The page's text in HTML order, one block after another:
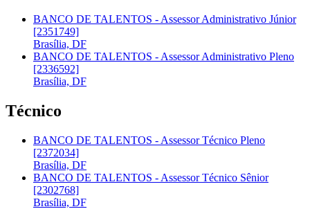
BANCO DE TALENTOS - Assessor Administrativo Júnior
[2351749]
Brasília, DF
BANCO DE TALENTOS - Assessor Administrativo Pleno
[2336592]
Brasília, DF
Técnico
BANCO DE TALENTOS - Assessor Técnico Pleno
[2372034]
Brasília, DF
BANCO DE TALENTOS - Assessor Técnico Sênior
[2302768]
Brasília, DF